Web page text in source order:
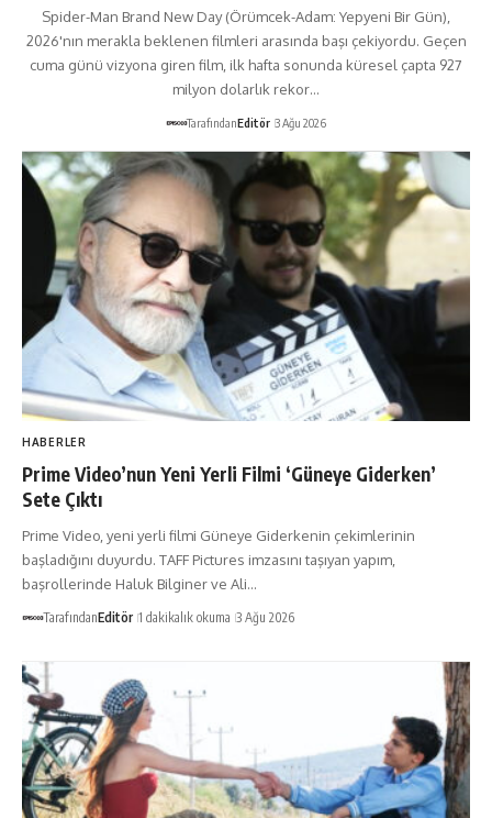
Spider-Man Brand New Day (Örümcek-Adam: Yepyeni Bir Gün),
2026'nın merakla beklenen filmleri arasında başı çekiyordu. Geçen
cuma günü vizyona giren film, ilk hafta sonunda küresel çapta 927
milyon dolarlık rekor…
TarafındanEditör 3 Ağu 2026
HABERLER
Prime Video’nun Yeni Yerli Filmi ‘Güneye Giderken’
Sete Çıktı
Prime Video, yeni yerli filmi Güneye Giderkenin çekimlerinin
başladığını duyurdu. TAFF Pictures imzasını taşıyan yapım,
başrollerinde Haluk Bilginer ve Ali…
TarafındanEditör 1 dakikalık okuma 3 Ağu 2026